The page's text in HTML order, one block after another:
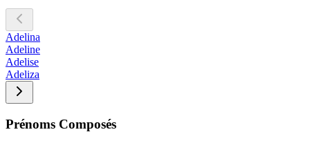
Adelina
Adeline
Adelise
Adeliza
Prénoms Composés